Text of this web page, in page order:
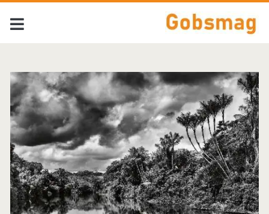
Tag:
<span>Jean-
Michel
Jarre</span>